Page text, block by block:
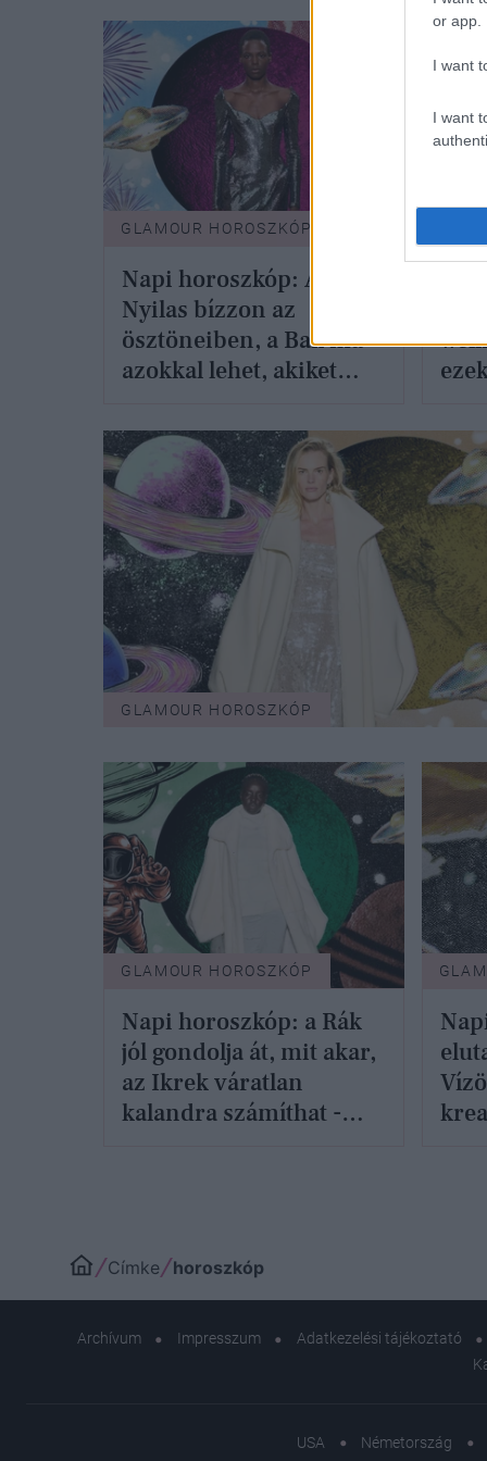
or app.
I want
I want
GLAMOUR HOROSZKÓP
Napi horoszkóp: A
Nyilas bízzon az
ösztöneiben, a Bak ma
azokkal lehet, akiket
december 31.
GLAMOUR HOROSZKÓP
GLAMOUR HOROSZKÓP
Napi horoszkóp: a Rák
jól gondolja át, mit akar,
az Ikrek váratlan
kalandra számíthat -
Címke horoszkóp
Archívum Impresszum Adatkezelési tájékoztató
USA Németország